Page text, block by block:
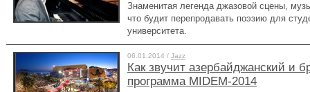
Знаменитая легенда джазовой сцены,
что будит перепродавать поэзию для
университета.
06.01.2014 / Jazz
Как звучит азербайджанский и
программа MIDEM-2014